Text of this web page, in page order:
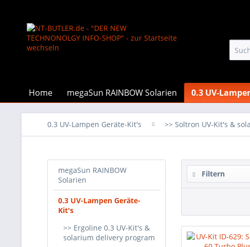
Home megaSun RAINBOW Solarien 0.3 UV-
0.3 UV-Lampen Geräte-Kit's >> Soltron UV-Kit's &
megaSun RAINBOW
Solarien
0.3 UV-Lampen Geräte-
Kit's
>> Ergoline 0.3 UV-Kit's &
solarium delivery program
Filtern